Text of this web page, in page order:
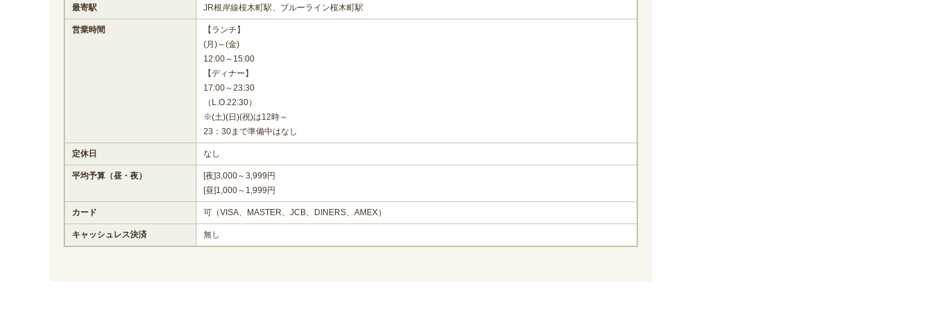
最寄駅 JR根岸線桜木町駅、ブルーライン桜木町駅
営業時間
【ランチ】
(月)～(金)
12:00～15:00
【ディナー】
17:00～23:30
（L.O.22:30）
※(土)(日)(祝)は12時～
23：30まで準備中はなし
定休日 なし
平均予算（昼・夜）
[夜]3,000～3,999円
[昼]1,000～1,999円
カード 可（VISA、MASTER、JCB、DINERS、AMEX）
キャッシュレス決済 無し